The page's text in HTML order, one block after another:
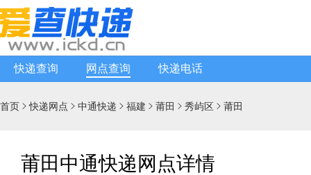
快递查询 网点查询 快递电话
首页 快递网点  中通快递  福建  莆田  秀屿区  莆田
莆田中通快递网点详情